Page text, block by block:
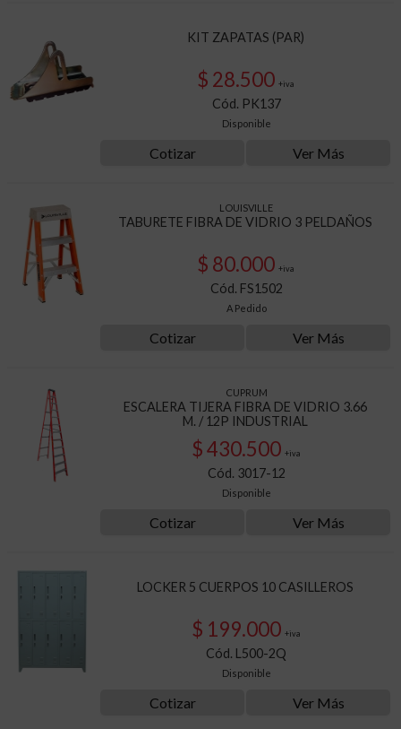
KIT ZAPATAS (PAR)
$ 28.500 +iva
Cód. PK137
Disponible
Cotizar Ver Más
LOUISVILLE
TABURETE FIBRA DE VIDRIO 3 PELDAÑOS
$ 80.000 +iva
Cód. FS1502
A Pedido
Cotizar Ver Más
CUPRUM
ESCALERA TIJERA FIBRA DE VIDRIO 3.66
M. / 12P INDUSTRIAL
$ 430.500 +iva
Cód. 3017-12
Disponible
Cotizar Ver Más
LOCKER 5 CUERPOS 10 CASILLEROS
$ 199.000 +iva
Cód. L500-2Q
Disponible
Cotizar Ver Más